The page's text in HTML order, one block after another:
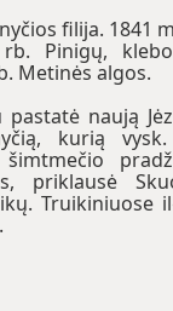
filija. 1841
Pinigų,
Metinės algos.
naują
kurią
priklausė
Truikiniuose